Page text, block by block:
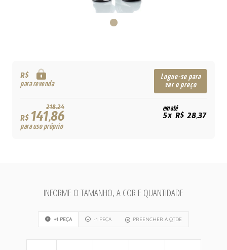
R$
para revenda
Logue-se para
ver o preço
218,24
R$141,86
para uso próprio
em até
5x R$ 28,37
INFORME O TAMANHO, A COR E QUANTIDADE
+1 PEÇA -1 PEÇA PREENCHER A QTDE